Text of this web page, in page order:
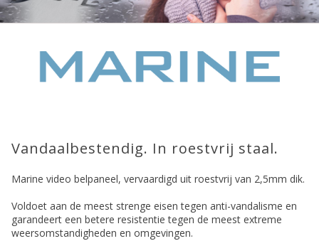
Vandaalbestendig. In roestvrij staal.
Marine video belpaneel, vervaardigd uit roestvrij van 2,5mm dik.
Voldoet aan de meest strenge eisen tegen anti-vandalisme en
garandeert een betere resistentie tegen de meest extreme
weersomstandigheden en omgevingen.